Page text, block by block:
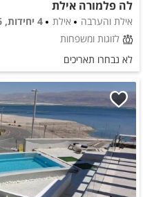
לה פלמורה אילת
אילת והערבה אילת
4 יחידות, 6 חדרים
לזוגות ומשפחות
לא נבחרו תאריכים